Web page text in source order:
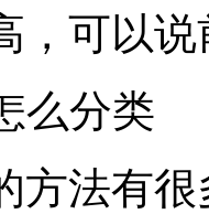
，可以
么分类
方法有